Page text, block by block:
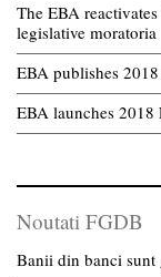
The EBA
legislative moratoria
EBA publishes
EBA launches 2018
Noutati FGDB
Banii din banci sunt